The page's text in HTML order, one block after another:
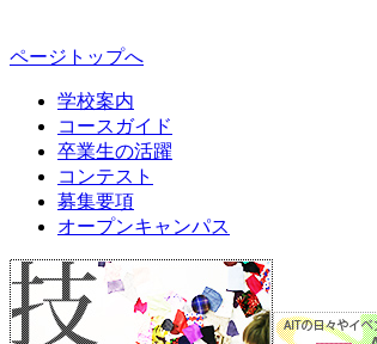
ページトップへ
学校案内
コースガイド
卒業生の活躍
コンテスト
募集要項
オープンキャンパス